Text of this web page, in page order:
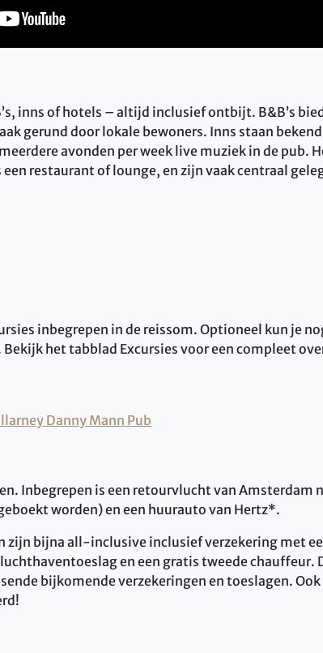
inns of hotels – altijd inclusief ontbijt. B&B’s
gerund door lokale bewoners. Inns staan
avonden per week live muziek in de pub.
restaurant of lounge, en zijn vaak centraal
inbegrepen in de reissom. Optioneel kun je
het tabblad Excursies voor een compleet
Danny Mann Pub
Inbegrepen is een retourvlucht van Amsterdam
worden) en een huurauto van Hertz*.
zijn bijna all-inclusive inclusief verzekering met
en een gratis tweede chauffeur.
bijkomende verzekeringen en toeslagen.